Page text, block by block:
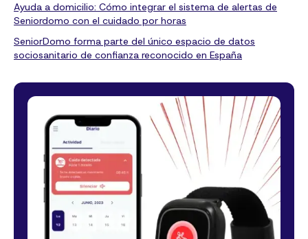
Ayuda a domicilio: Cómo integrar el sistema de alertas de
Seniordomo con el cuidado por horas
SeniorDomo forma parte del único espacio de datos
sociosanitario de confianza reconocido en España